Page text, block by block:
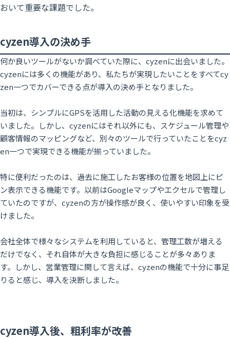
おいて重要な課題でした。
cyzen導入の決め手
何か良いツールがないか調べていた際に、cyzenに出会いました。
cyzenには多くの機能があり、私たちが実現したいことをすべてcy
zen一つでカバーできる点が導入の決め手となりました。
当初は、シンプルにGPSを活用した活動の見える化機能を求めて
いました。しかし、cyzenにはそれ以外にも、 スケジュール管理や
顧客情報のマッピングなど、別々のツールで行っていたことをcyz
en一つで実現できる機能が揃っていました。
特に便利だったのは、過去に施工したお客様の位置を地図上にピ
ン表示できる機能です。以前はGoogleマップやエクセルで管理し
ていたのですが、cyzenの方が操作感が良く、使いやすい印象を受
けました。
会社全体で様々なシステムを利用していると、管理工数が増える
だけでなく、それ自体が大きな負担に感じることが多々ありま
す。しかし、営業管理に関して言えば、cyzenの機能で十分に事足
りると感じ、導入を決断しました。
cyzen導入後、粗利率が改善